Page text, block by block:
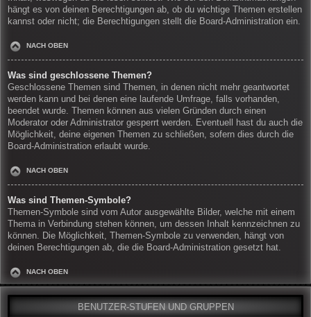
hängt es von deinen Berechtigungen ab, ob du wichtige Themen erstellen
kannst oder nicht; die Berechtigungen stellt die Board-Administration ein.
NACH OBEN
Was sind geschlossene Themen?
Geschlossene Themen sind Themen, in denen nicht mehr geantwortet
werden kann und bei denen eine laufende Umfrage, falls vorhanden,
beendet wurde. Themen können aus vielen Gründen durch einen
Moderator oder Administrator gesperrt werden. Eventuell hast du auch die
Möglichkeit, deine eigenen Themen zu schließen, sofern dies durch die
Board-Administration erlaubt wurde.
NACH OBEN
Was sind Themen-Symbole?
Themen-Symbole sind vom Autor ausgewählte Bilder, welche mit einem
Thema in Verbindung stehen können, um dessen Inhalt kennzeichnen zu
können. Die Möglichkeit, Themen-Symbole zu verwenden, hängt von
deinen Berechtigungen ab, die die Board-Administration gesetzt hat.
NACH OBEN
BENUTZER-STUFEN UND GRUPPEN